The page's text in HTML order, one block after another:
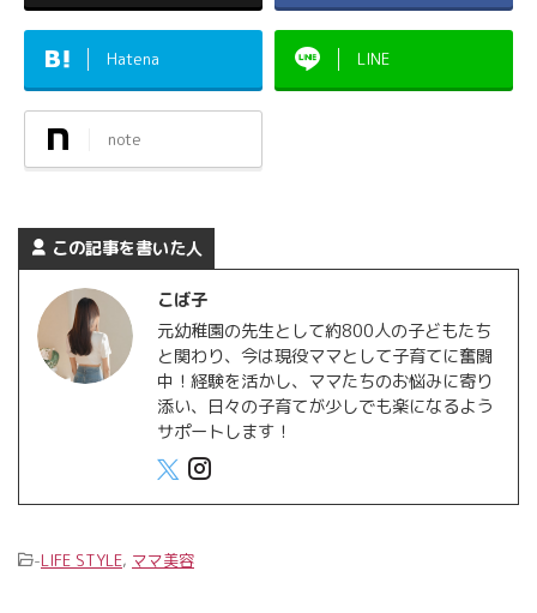
Hatena LINE
note
この記事を書いた人
こば子
元幼稚園の先生として約800人の子どもたち
と関わり、今は現役ママとして子育てに奮闘
中！経験を活かし、ママたちのお悩みに寄り
添い、日々の子育てが少しでも楽になるよう
サポートします！
-LIFE STYLE, ママ美容